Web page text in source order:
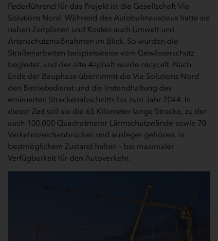
Federführend für das Projekt ist die Gesellschaft Via
Solutions Nord. Während des Autobahnausbaus hatte sie
neben Zeitplänen und Kosten auch Umwelt­ und
Artenschutzmaßnahmen im Blick. So wurden die
Straßenarbeiten beispielsweise vom Gewässerschutz
begleitet, und der alte Asphalt wurde recycelt. Nach
Ende der Bauphase übernimmt die Via Solutions Nord
den Betriebsdienst und die Instandhaltung des
erneuerten Streckenabschnitts bis zum Jahr 2044. In
dieser Zeit soll sie die 65 Kilometer lange Strecke, zu der
auch 100.000 Quadratmeter Lärmschutzwände sowie 70
Verkehrszeichenbrücken und ­ausleger gehören, in
bestmöglichem Zustand halten – bei maximaler
Verfügbarkeit für den Autoverkehr.